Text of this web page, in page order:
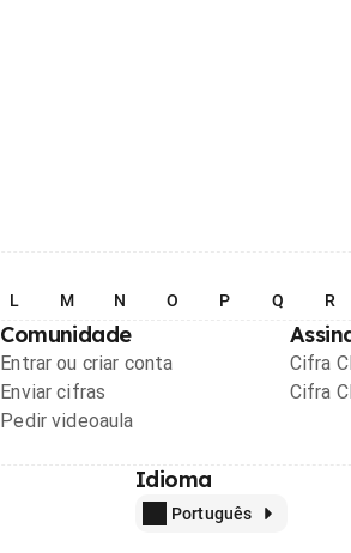
L M N O P Q R
Comunidade
Entrar ou criar conta
Enviar cifras
Pedir videoaula
Cifra
Cifra
Idioma
Português